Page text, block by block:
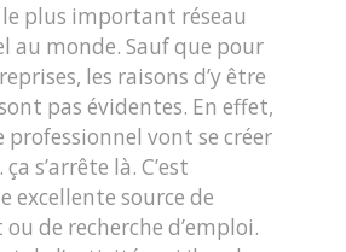
plus important réseau
au monde. Sauf que pour
les raisons d’y être
pas évidentes. En effet,
professionnel vont se créer
s’arrête là. C’est
excellente source de
de recherche d’emploi.